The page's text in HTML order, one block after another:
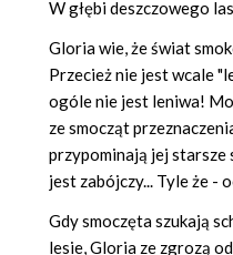
W głębi deszczowego
Gloria wie, że świat
Przecież nie jest wcale
ogóle nie jest leniwa!
ze smocząt
przypominają jej starsze
jest zabójczy... Tyle że -
Gdy smoczęta szukają
lesie, Gloria ze zgrozą